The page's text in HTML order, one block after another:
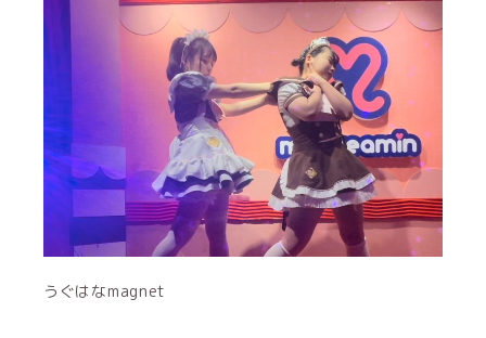
うぐはなmagnet